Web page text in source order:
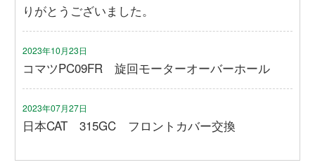
りがとうございました。
2023年10月23日
コマツPC09FR 旋回モーターオーバーホール
2023年07月27日
日本CAT 315GC フロントカバー交換